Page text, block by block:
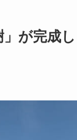
が完成し